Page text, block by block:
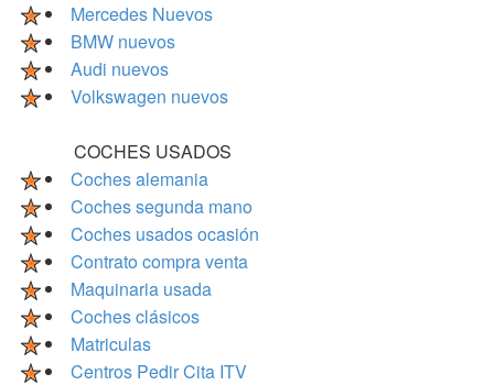
Mercedes Nuevos
BMW nuevos
Audi nuevos
Volkswagen nuevos
COCHES USADOS
Coches alemania
Coches segunda mano
Coches usados ocasión
Contrato compra venta
Maquinaria usada
Coches clásicos
Matriculas
Centros Pedir Cita ITV